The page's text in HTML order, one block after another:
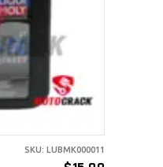
SKU: LUBMK000011